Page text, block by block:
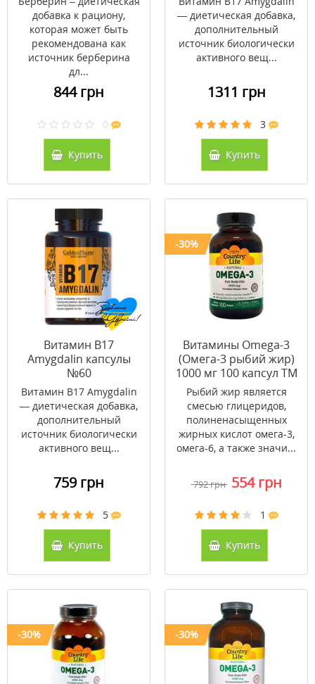
добавка к рациону,
которая может быть
рекомендована как
источник берберина
дл...
844 грн
0
Купить
— диетическая добавка,
дополнительный
источник биологически
активного вещ...
1311 грн
3
Купить
Витамин В17
Amygdalin капсулы
№60
Витамин В17 Amygdalin
— диетическая добавка,
дополнительный
источник биологически
активного вещ...
759 грн
5
Купить
-30%
Витамины Omega-3
(Омега-3 рыбий жир)
1000 мг 100 капсул ТМ
Кантри Лайф / Country
Life
Рыбий жир является
смесью глицеридов,
полиненасыщенных
жирных кислот омега-3,
омега-6, а также значи...
792 грн 554 грн
1
Купить
-30% -30%